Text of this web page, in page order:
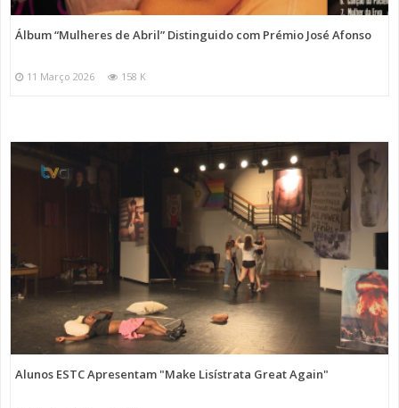
Álbum “Mulheres de Abril” Distinguido com Prémio José Afonso
11 Março 2026 158 K
Alunos ESTC Apresentam "Make Lisístrata Great Again"